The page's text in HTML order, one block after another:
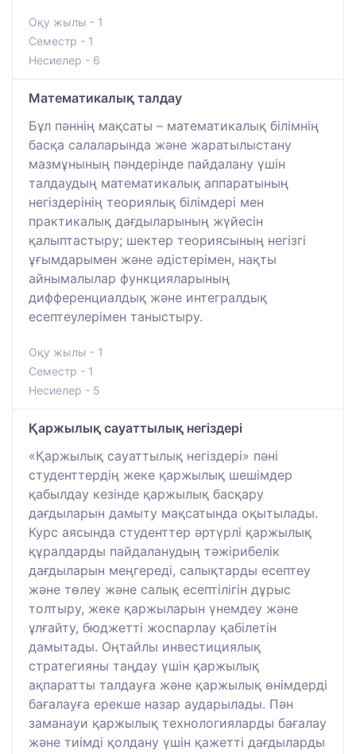
Оқу жылы - 1
Семестр - 1
Несиелер - 6
Математикалық талдау
Бұл пәннің мақсаты – математикалық білімнің
басқа салаларында және жаратылыстану
мазмұнының пәндерінде пайдалану үшін
талдаудың математикалық аппаратының
негіздерінің теориялық білімдері мен
практикалық дағдыларының жүйесін
қалыптастыру; шектер теориясының негізгі
ұғымдарымен және әдістерімен, нақты
айнымалылар функцияларының
дифференциалдық және интегралдық
есептеулерімен таныстыру.
Оқу жылы - 1
Семестр - 1
Несиелер - 5
Қаржылық сауаттылық негіздері
«Қаржылық сауаттылық негіздері» пәні
студенттердің жеке қаржылық шешімдер
қабылдау кезінде қаржылық басқару
дағдыларын дамыту мақсатында оқытылады.
Курс аясында студенттер әртүрлі қаржылық
құралдарды пайдаланудың тәжірибелік
дағдыларын меңгереді, салықтарды есептеу
және төлеу және салық есептілігін дұрыс
толтыру, жеке қаржыларын үнемдеу және
ұлғайту, бюджетті жоспарлау қабілетін
дамытады. Оңтайлы инвестициялық
стратегияны таңдау үшін қаржылық
ақпаратты талдауға және қаржылық өнімдерді
бағалауға ерекше назар аударылады. Пән
заманауи қаржылық технологияларды бағалау
және тиімді қолдану үшін қажетті дағдыларды